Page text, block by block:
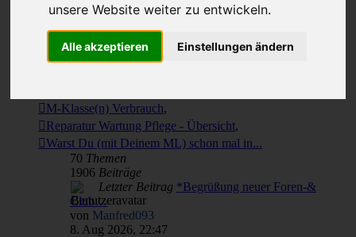
unsere Website weiter zu entwickeln.
Alle akzeptieren Einstellungen ändern
Themen
Letzter Beitrag
M-Klasse(n) Verbrauch,
Reparatur Wartung Pflege - Übersicht,
Warst Du (mit Deinem ML) schon mal in...
70 Themen
1906 Beiträge
Letzter Beitrag *Begrüßung neuer Foren-&
Club…
von Manfred093
8. Aug 2026, 22:47